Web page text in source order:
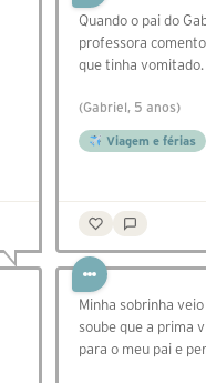
Quando o pai do
professora
que tinha
(Gabriel, 5 anos)
Viagem e férias
Minha sobrinha
soube que a prima
para o meu pai e